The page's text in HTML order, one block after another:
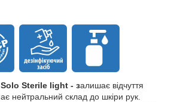
Sterile light - залишає відчуття
нейтральний склад до шкіри рук.